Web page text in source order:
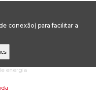
conexão) para facilitar a
energia